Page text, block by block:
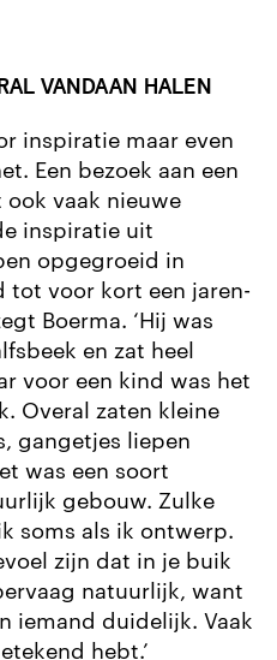
VANDAAN HALEN
inspiratie maar even
Een bezoek aan een
vaak nieuwe
inspiratie uit
opgegroeid in
tot voor kort een jaren-
Boerma. ‘Hij was
en zat heel
voor een kind was het
Overal zaten kleine
gangetjes liepen
was een soort
gebouw. Zulke
soms als ik ontwerp.
zijn dat in je buik
natuurlijk, want
iemand duidelijk. Vaak
hebt.’